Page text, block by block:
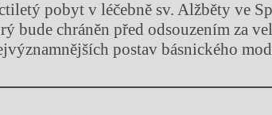
pobyt v léčebně sv. Alžběty ve
bude chráněn před odsouzením za
postav básnického
Chviličku.